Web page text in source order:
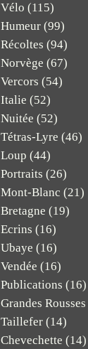
Vélo (115)
Humeur (99)
Récoltes (94)
Norvège (67)
Vercors (54)
Italie (52)
Nuitée (52)
Tétras-Lyre (46)
Loup (44)
Portraits (26)
Mont-Blanc (21)
Bretagne (19)
Ecrins (16)
Ubaye (16)
Vendée (16)
Publications (16)
Grandes Rousses
Taillefer (14)
Chevechette (14)